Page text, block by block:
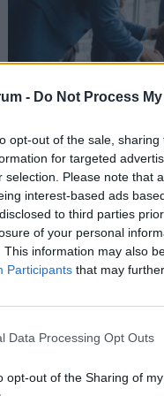
- Do Not Process
opt-out of the sale,
for targeted
selection. Please note that
interest-based ads
to third parties
of your personal
This information may also
Participants that may
Data Processing Opt Outs
opt-out of the Sharing of
Vége a
munkahelyeken:
valójában mennyit
Magyarországon is új
bértranszparencia-
eddiginél átláthatóbbá